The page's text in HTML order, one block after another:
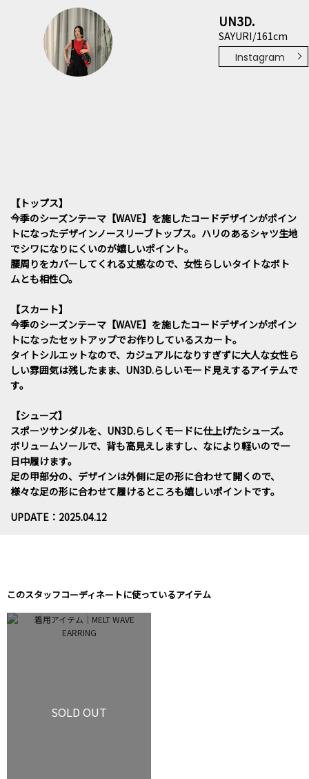
UN3D.
SAYURI/161cm
Instagram
【トップス】
今季のシーズンテーマ【WAVE】を施したコードデザインがポイン
トになったデザインノースリーブトップス。ハリのあるシャツ生地
でシワになりにくいのが嬉しいポイント。
腰周りをカバーしてくれる丈感なので、女性らしいタイトなボト
ムとも相性〇。
【スカート】
今季のシーズンテーマ【WAVE】を施したコードデザインがポイン
トになったセットアップでお作りしているスカート。
タイトシルエットなので、カジュアルになりすぎずに大人な女性ら
しい雰囲気は残したまま、UN3D.らしいモード見えするアイテムで
す。
【シューズ】
スポーツサンダルを、UN3D.らしくモードに仕上げたシューズ。
ボリュームソールで、背も高見えしますし、なにより軽いので一
日中履けます。
足の甲部分の、デザインは外側に足の形に合わせて開くので、
様々な足の形に合わせて履けるところも嬉しいポイントです。
UPDATE：2025.04.12
このスタッフコーディネートに使っているアイテム
SOLD OUT